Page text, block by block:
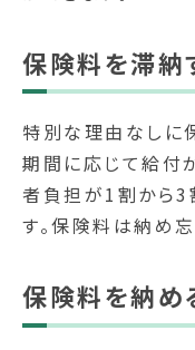
保険料を滞納
特別な理由なしに
期間に応じて給付
者負担が1割から3
す。保険料は納め
保険料を納め